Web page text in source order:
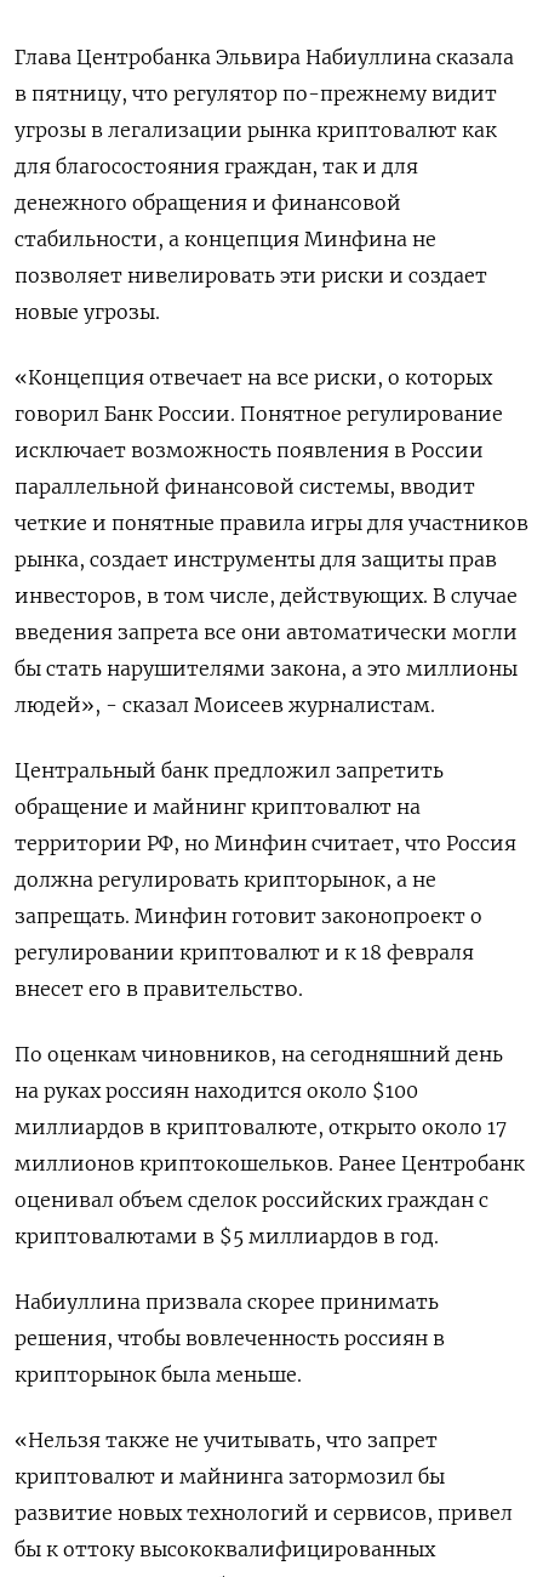
Глава Центробанка Эльвира Набиуллина сказала
в пятницу, что регулятор по-прежнему видит
угрозы в легализации рынка криптовалют как
для благосостояния граждан, так и для
денежного обращения и финансовой
стабильности, а концепция Минфина не
позволяет нивелировать эти риски и создает
новые угрозы.
«Концепция отвечает на все риски, о которых
говорил Банк России. Понятное регулирование
исключает возможность появления в России
параллельной финансовой системы, вводит
четкие и понятные правила игры для участников
рынка, создает инструменты для защиты прав
инвесторов, в том числе, действующих. В случае
введения запрета все они автоматически могли
бы стать нарушителями закона, а это миллионы
людей», - сказал Моисеев журналистам.
Центральный банк предложил запретить
обращение и майнинг криптовалют на
территории РФ, но Минфин считает, что Россия
должна регулировать крипторынок, а не
запрещать. Минфин готовит законопроект о
регулировании криптовалют и к 18 февраля
внесет его в правительство.
По оценкам чиновников, на сегодняшний день
на руках россиян находится около $100
миллиардов в криптовалюте, открыто около 17
миллионов криптокошельков. Ранее Центробанк
оценивал объем сделок российских граждан с
криптовалютами в $5 миллиардов в год.
Набиуллина призвала скорее принимать
решения, чтобы вовлеченность россиян в
крипторынок была меньше.
«Нельзя также не учитывать, что запрет
криптовалют и майнинга затормозил бы
развитие новых технологий и сервисов, привел
бы к оттоку высококвалифицированных